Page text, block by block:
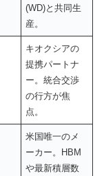
(WD)と共同生
産。
キオクシアの
提携パートナ
ー。統合交渉
の行方が焦
点。
米国唯一のメ
ーカー。HBM
や最新積層数